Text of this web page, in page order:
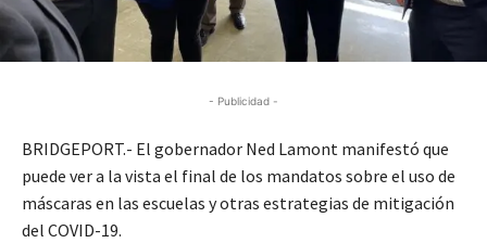
- Publicidad -
BRIDGEPORT.- El gobernador Ned Lamont manifestó que
puede ver a la vista el final de los mandatos sobre el uso de
máscaras en las escuelas y otras estrategias de mitigación
del COVID-19.